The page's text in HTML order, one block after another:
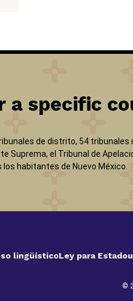
a specific
de distrito, 54
Suprema, el Tribunal de
habitantes de Nuevo México.
lingüísticoLey para
©